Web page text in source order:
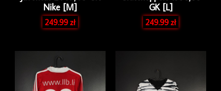
Nike [M]
249.99zł
GK [L]
249.99zł